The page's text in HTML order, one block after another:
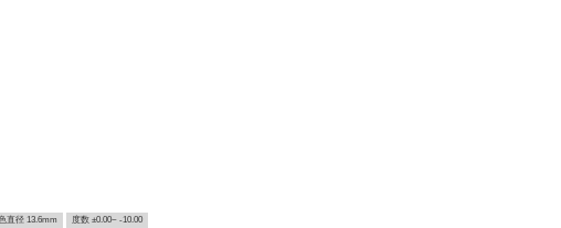
直径 13.6mm 度数 ±0.00~ -10.00